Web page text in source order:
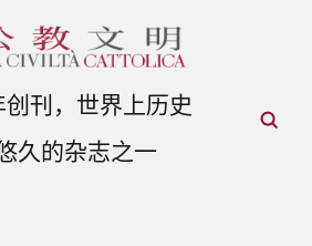
创刊，世界上历史
久的杂志之一